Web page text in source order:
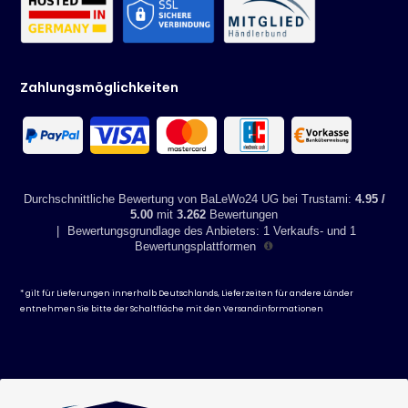
Maße in cm (TxBxH):
Sessel (cm): 77 x 57,5 x 111
Rückenhöhe (cm): 71
Sitztiefe (cm): 49
Auflagen (cm): 122x50x4
Tisch (cm): 150 x 90 x 75
Zahlungsmöglichkeiten
Durchschnittliche Bewertung von BaLeWo24 UG bei Trustami: 4.95 /
5.00 mit 3.262 Bewertungen
Bewertungsgrundlage des Anbieters: 1 Verkaufs- und 1
Bewertungsplattformen
* gilt für Lieferungen innerhalb Deutschlands, Lieferzeiten für andere Länder
entnehmen Sie bitte der Schaltfläche mit denVersandinformationen